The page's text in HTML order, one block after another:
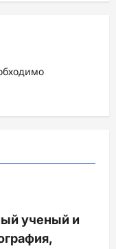
ученый и